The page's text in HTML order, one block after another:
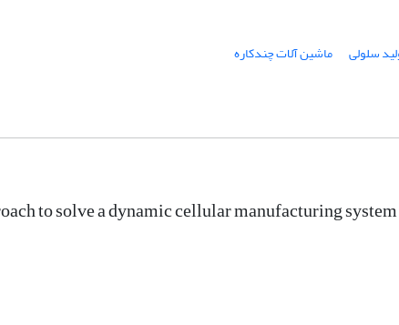
سلولی
ماشین آلات چندکاره
to solve a dynamic cellular manufacturing